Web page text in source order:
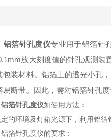
铝箔针孔度仪专业用于铝箔针
放大刻度值的针孔观测装
包装材料。铝箔上的透光小孔
易断带。因此，需对铝箔针孔
铝箔针孔度仪如使用方法：
环境及灯箱光源下，利用铝箔
针孔度仪的要求：